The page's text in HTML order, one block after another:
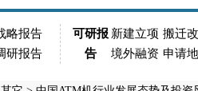
略报告
研报告
可研报
告
新建立项 搬迁
境外融资 申请